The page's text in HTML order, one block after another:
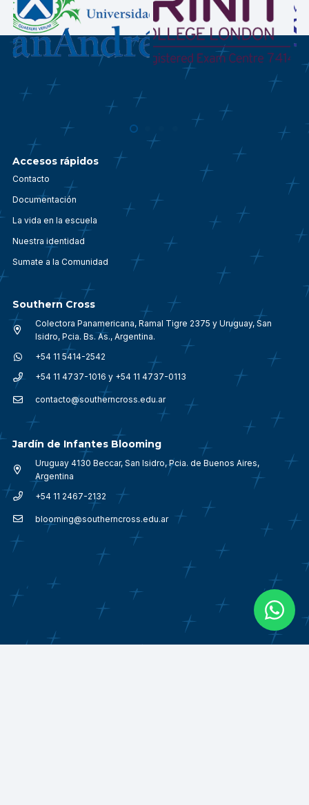
Accesos rápidos
Contacto
Documentación
La vida en la escuela
Nuestra identidad
Sumate a la Comunidad
Southern Cross
Colectora Panamericana, Ramal Tigre 2375 y Uruguay, San
Isidro, Pcia. Bs. As., Argentina.
+54 11 5414-2542
+54 11 4737-1016 y +54 11 4737-0113
contacto@southerncross.edu.ar
Jardín de Infantes Blooming
Uruguay 4130 Beccar, San Isidro, Pcia. de Buenos Aires,
Argentina
+54 11 2467-2132
blooming@southerncross.edu.ar